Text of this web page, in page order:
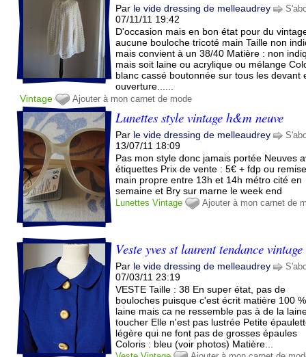
Par le vide dressing de melleaudrey
07/11/11 19:42
D'occasion mais en bon état pour du
aucune bouloche tricoté main Taille non
mais convient à un 38/40 Matière : non
mais soit laine ou acrylique ou mélange
blanc cassé boutonnée sur tous les devant
ouverture......
Vintage
Ajouter à mon carnet de mode
Lunettes style vintage h&m neuve
Par le vide dressing de melleaudrey
13/07/11 18:09
Pas mon style donc jamais portée Neuves
étiquettes Prix de vente : 5€ + fdp ou
main propre entre 13h et 14h métro cité en
semaine et Bry sur marne le week end
Lunettes Vintage Ajouter à mon carnet de
Veste yves st laurent tendance
Par le vide dressing de melleaudrey
07/03/11 23:19
VESTE Taille : 38 En super état, pas de
bouloches puisque c'est écrit matière 100 %
laine mais ca ne ressemble pas à de la
toucher Elle n'est pas lustrée Petite
légère qui ne font pas de grosses épaules
Coloris : bleu (voir photos) Matière...